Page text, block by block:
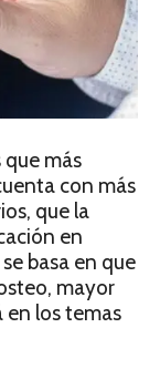
que más
con más
que la
en
basa en que
mayor
en los temas